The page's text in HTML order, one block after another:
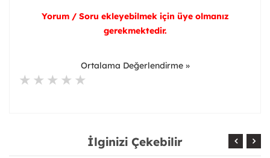
Yorum / Soru ekleyebilmek için üye olmanız
gerekmektedir.
Ortalama Değerlendirme »
İlginizi Çekebilir